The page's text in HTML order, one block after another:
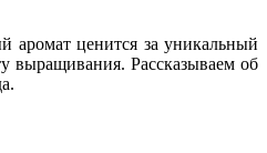
аромат ценится за уникальный
выращивания. Рассказываем об